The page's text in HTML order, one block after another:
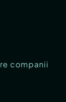
companii